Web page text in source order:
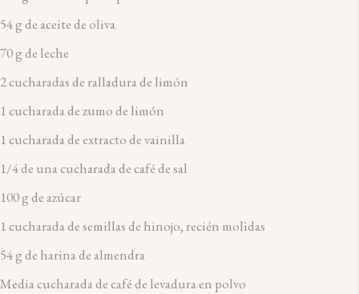
54 g de aceite de oliva
70 g de leche
2 cucharadas de ralladura de limón
1 cucharada de zumo de limón
1 cucharada de extracto de vainilla
1/4 de una cucharada de café de sal
100 g de azúcar
1 cucharada de semillas de hinojo, recién molidas
54 g de harina de almendra
Media cucharada de café de levadura en polvo